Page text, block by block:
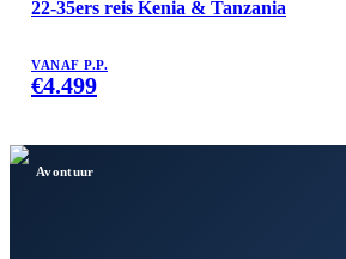
22-35ers reis Kenia & Tanzania
VANAF P.P.
€4.499
Avontuur